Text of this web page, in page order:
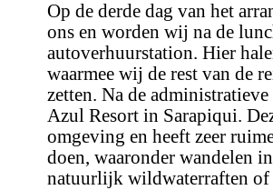
Op de derde dag van het
ons en worden wij na de
autoverhuurstation. Hier
waarmee wij de rest van de
zetten. Na de
Azul Resort in Sarapiqui.
omgeving en heeft zeer
doen, waaronder wandelen
natuurlijk wildwaterraften of